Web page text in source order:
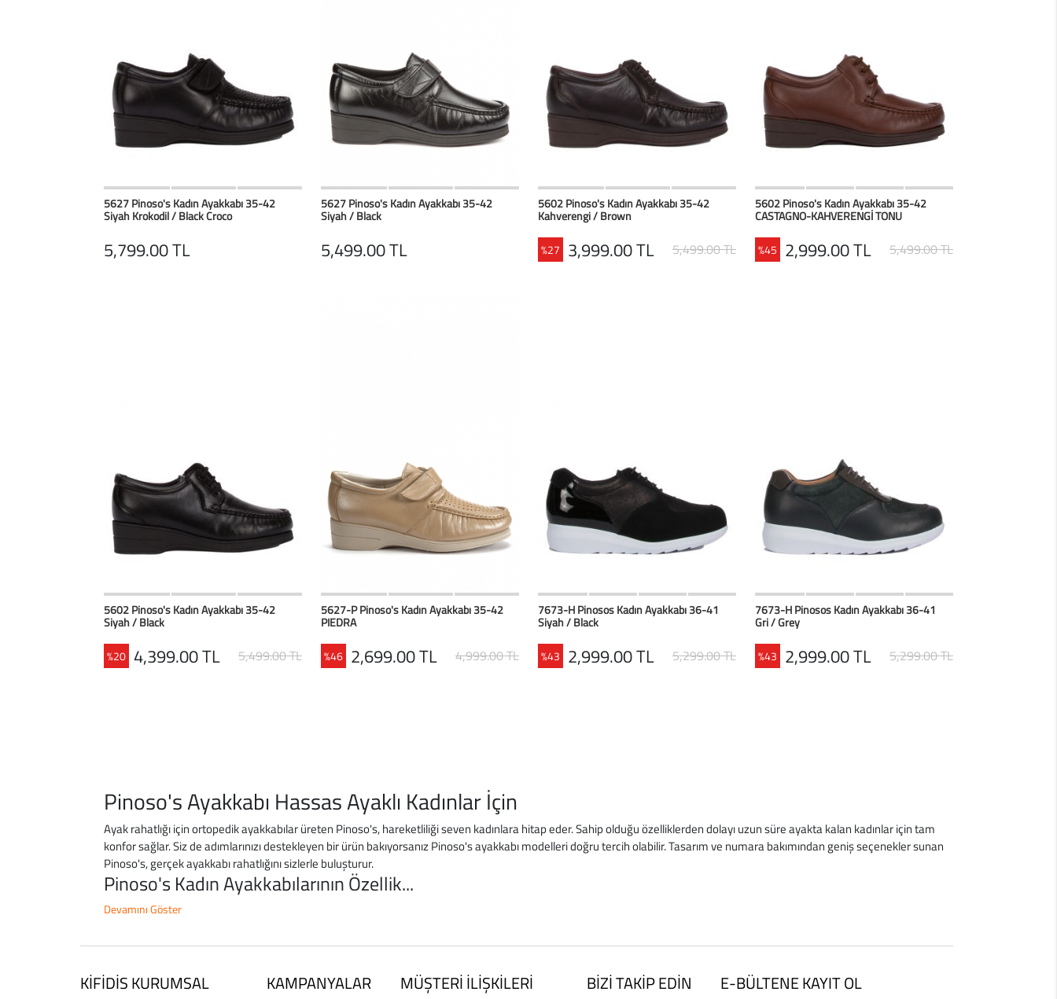
HIZLI BAK Favorilerim
5627 Pinoso's Kadın Ayakkabı 35-42
Siyah Krokodil / Black Croco
5,799.00 TL
HIZLI BAK Favorilerim
5627 Pinoso's Kadın Ayakkabı 35-42
Siyah / Black
5,499.00 TL
HIZLI BAK Favorilerim
5602 Pinoso's Kadın Ayakkabı 35-42
Kahverengi / Brown
%27 3,999.00 TL 5,499.00 TL
HIZLI BAK Favorilerim
5602 Pinoso's Kadın Ayakkabı 35-42
CASTAGNO-KAHVERENGİ TONU
%45 2,999.00 TL 5,499.00 TL
HIZLI BAK Favorilerim
5602 Pinoso's Kadın Ayakkabı 35-42
Siyah / Black
%20 4,399.00 TL 5,499.00 TL
HIZLI BAK Favorilerim
5627-P Pinoso's Kadın Ayakkabı 35-42
PIEDRA
%46 2,699.00 TL 4,999.00 TL
HIZLI BAK Favorilerim
7673-H Pinosos Kadın Ayakkabı 36-41
Siyah / Black
%43 2,999.00 TL 5,299.00 TL
HIZLI BAK Favorilerim
7673-H Pinosos Kadın Ayakkabı 36-41
Gri / Grey
%43 2,999.00 TL 5,299.00 TL
Pinoso's Ayakkabı Hassas Ayaklı Kadınlar İçin
Ayak rahatlığı için ortopedik ayakkabılar üreten Pinoso's, hareketliliği seven kadınlara hitap eder. Sahip olduğu özelliklerden dolayı uzun süre ayakta kalan kadınlar için tam
konfor sağlar. Siz de adımlarınızı destekleyen bir ürün bakıyorsanız Pinoso's ayakkabı modelleri doğru tercih olabilir. Tasarım ve numara bakımından geniş seçenekler sunan
Pinoso's, gerçek ayakkabı rahatlığını sizlerle buluşturur.
Pinoso's Kadın Ayakkabılarının Özellik...
Devamını Göster
KİFİDİS KURUMSAL KAMPANYALAR MÜŞTERİ İLİŞKİLERİ BİZİ TAKİP EDİN E-BÜLTENE KAYIT OL